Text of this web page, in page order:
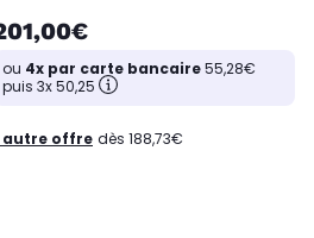
ou 4x par carte bancaire55,28€
puis 3x 50,25
autre offre dès 188,73€